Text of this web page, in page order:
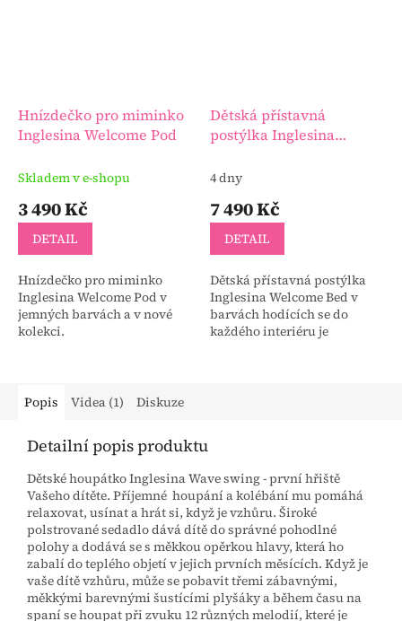
Hnízdečko pro miminko
Inglesina Welcome Pod
Skladem v e-shopu
3 490 Kč
DETAIL
Hnízdečko pro miminko
Inglesina Welcome Pod v
jemných barvách a v nové
kolekci.
Dětská přístavná
postýlka Inglesina
4 dny
7 490 Kč
DETAIL
Dětská přístavná postýlka
Inglesina Welcome Bed v
barvách hodících se do
každého interiéru je
Popis Videa (1) Diskuze
Detailní popis produktu
Dětské houpátko Inglesina Wave swing - první hřiště
Vašeho dítěte. Příjemné houpání a kolébání mu pomáhá
relaxovat, usínat a hrát si, když je vzhůru. Široké
polstrované sedadlo dává dítě do správné pohodlné
polohy a dodává se s měkkou opěrkou hlavy, která ho
zabalí do teplého objetí v jejich prvních měsících. Když je
vaše dítě vzhůru, může se pobavit třemi zábavnými,
měkkými barevnými šustícími plyšáky a během času na
spaní se houpat při zvuku 12 různých melodií, které je